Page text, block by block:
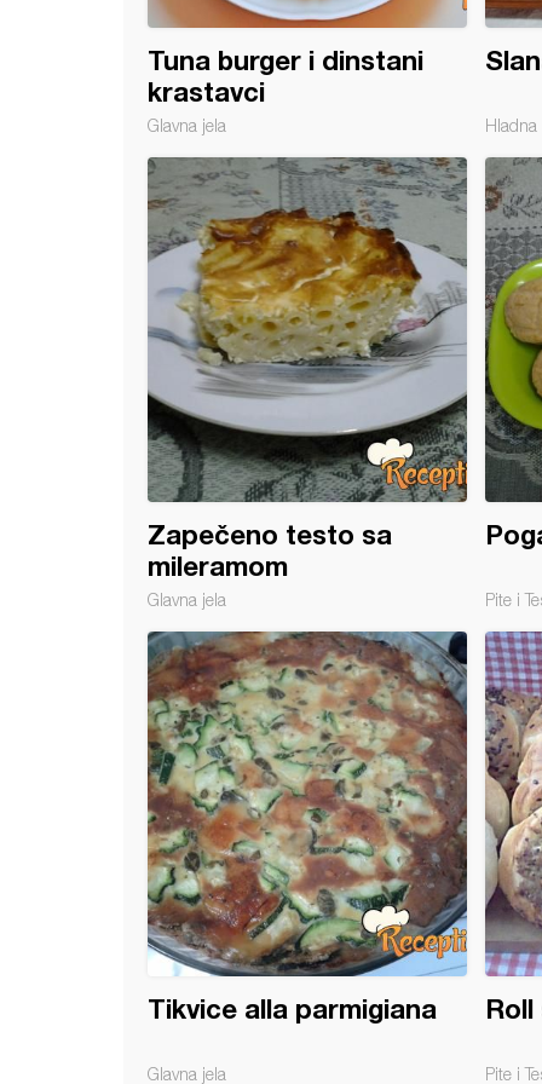
Tuna burger i dinstani
krastavci
Glavna jela Hladna
Zapečeno testo sa
mileramom
Glavna jela Pite i
Tikvice alla parmigiana
Glavna jela
Roll
Pite i
od kelja sa kobasicama